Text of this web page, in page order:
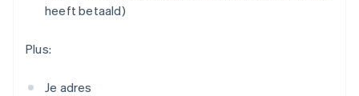
heeft betaald)
Plus:
Je adres